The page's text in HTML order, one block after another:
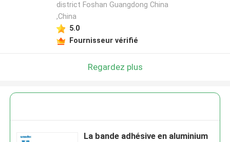
district Foshan Guangdong China
,China
5.0
Fournisseur vérifié
Regardez plus
La bande adhésive en aluminium